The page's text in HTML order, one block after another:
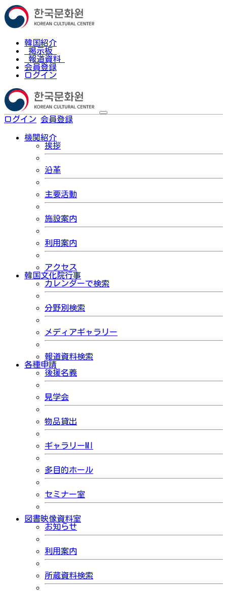
韓国紹介
掲示板
報道資料
会員登録
ログイン
ログイン 会員登録
機関紹介
挨拶
沿革
主要活動
施設案内
利用案内
アクセス
韓国文化院行事
カレンダーで検索
分野別検索
メディアギャラリー
報道資料検索
各種申請
後援名義
見学会
物品貸出
ギャラリーMI
多目的ホール
セミナー室
図書映像資料室
お知らせ
利用案内
所蔵資料検索